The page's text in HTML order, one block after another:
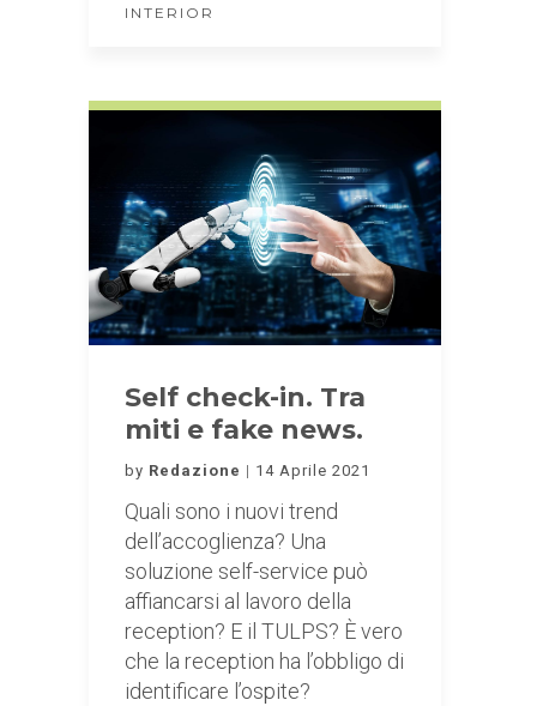
INTERIOR
Self check-in. Tra
miti e fake news.
by Redazione 14 Aprile 2021
Quali sono i nuovi trend
dell’accoglienza? Una
soluzione self-service può
affiancarsi al lavoro della
reception? E il TULPS? È vero
che la reception ha l’obbligo di
identificare l’ospite?